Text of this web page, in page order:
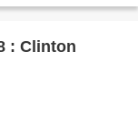
: Clinton